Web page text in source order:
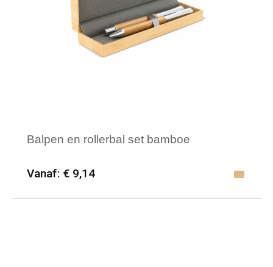
Balpen en rollerbal set bamboe
Vanaf: € 9,14
Minimale afname: 12